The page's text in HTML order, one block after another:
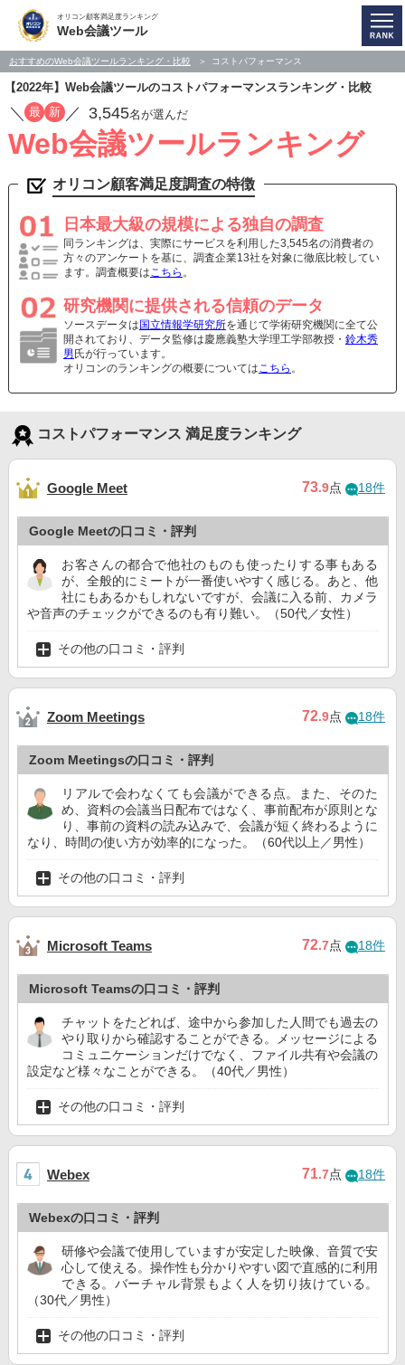
オリコン顧客満足度ランキング
Web会議ツール
おすすめのWeb会議ツールランキング・比較 コストパフォーマンス
【2022年】Web会議ツールのコストパフォーマンスランキング・比較
／ 最 新 ／ 3,545名が選んだ
Web会議ツールランキング
オリコン顧客満足度調査の特徴
日本最大級の規模による独自の調査
同ランキングは、実際にサービスを利用した3,545名の消費者の
方々のアンケートを基に、調査企業13社を対象に徹底比較してい
ます。調査概要はこちら 。
研究機関に提供される信頼のデータ
ソースデータは 国立情報学研究所を通じて学術研究機関に全て公
開されており、データ監修は慶應義塾大学理工学部教授・ 鈴木秀
男 氏が行っています。
オリコンのランキングの概要についてはこちら 。
コストパフォーマンス 満足度ランキング
Google Meet 73.9点 18件
Google Meetの口コミ・評判
お客さんの都合で他社のものも使ったりする事もある
が、全般的にミートが一番使いやすく感じる。あと、他
社にもあるかもしれないですが、会議に入る前、カメラ
や音声のチェックができるのも有り難い。（50代／女性）
その他の口コミ・評判
Zoom Meetings 72.9点 18件
Zoom Meetingsの口コミ・評判
リアルで会わなくても会議ができる点。また、そのた
め、資料の会議当日配布ではなく、事前配布が原則とな
り、事前の資料の読み込みで、会議が短く終わるように
なり、時間の使い方が効率的になった。（60代以上／男性）
その他の口コミ・評判
Microsoft Teams 72.7点 18件
Microsoft Teamsの口コミ・評判
チャットをたどれば、途中から参加した人間でも過去の
やり取りから確認することができる。メッセージによる
コミュニケーションだけでなく、ファイル共有や会議の
設定など様々なことができる。（40代／男性）
その他の口コミ・評判
Webex 71.7点 18件
Webexの口コミ・評判
研修や会議で使用していますが安定した映像、音質で安
心して使える。操作性も分かりやすい図で直感的に利用
できる。バーチャル背景もよく人を切り抜けている。
（30代／男性）
その他の口コミ・評判